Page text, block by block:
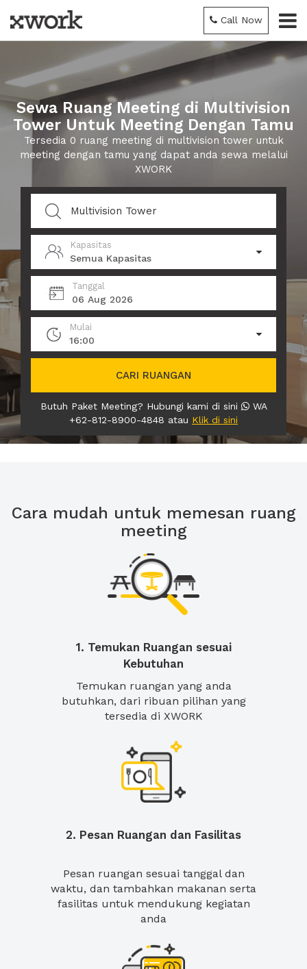
Call Now
Sewa Ruang Meeting di Multivision
Tower Untuk Meeting Dengan Tamu
Tersedia 0 ruang meeting di multivision tower untuk
meeting dengan tamu yang dapat anda sewa melalui
XWORK
Kapasitas
Semua Kapasitas
Tanggal
06 Aug 2026
Mulai
16:00
CARI RUANGAN
Butuh Paket Meeting? Hubungi kami di sini
WA
+62-812-8900-4848 atau Klik di sini
Cara mudah untuk memesan ruang
meeting
1. Temukan Ruangan sesuai
Kebutuhan
Temukan ruangan yang anda
butuhkan, dari ribuan pilihan yang
tersedia di XWORK
2. Pesan Ruangan dan Fasilitas
Pesan ruangan sesuai tanggal dan
waktu, dan tambahkan makanan serta
fasilitas untuk mendukung kegiatan
anda